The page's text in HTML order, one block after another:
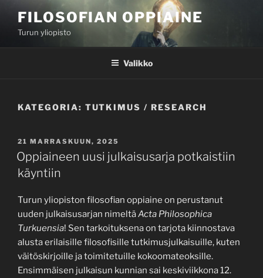
sisältöönFILOSOFIAN OPPIAINE
Turun yliopisto
Valikko
KATEGORIA: TUTKIMUS / RESEARCH
JULKAISTU
21 MARRASKUUN, 2025
Oppiaineen uusi julkaisusarja potkaistiin
käyntiin
Turun yliopiston filosofian oppiaine on perustanut
uuden julkaisusarjan nimeltäActa Philosophica
Turkuensia! Sen tarkoituksena on tarjota kiinnostava
alusta erilaisille filosofisille tutkimusjulkaisuille, kuten
väitöskirjoille ja toimitetuille kokoomateoksille.
Ensimmäisen julkaisun kunnian sai keskiviikkona 12.